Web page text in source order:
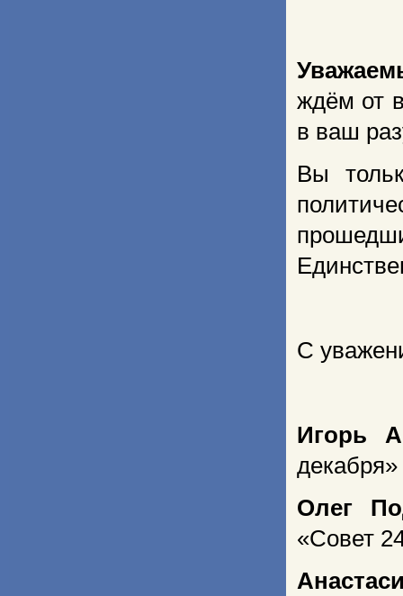
ждём от
в ваш
Вы
С
Игорь
декабря»
Олег
«Совет